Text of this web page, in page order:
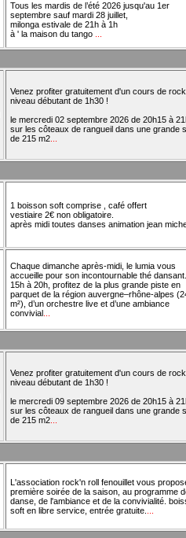
Tous les mardis de l’été 2026 jusqu'au 1er
septembre sauf mardi 28 juillet,
milonga estivale de 21h à 1h
à ' la maison du tango
Venez profiter gratuitement d'un cours de rock
niveau débutant de 1h30 !
le mercredi 02 septembre 2026 de 20h15 à
sur les côteaux de rangueil dans une grande
de 215 m2
1 boisson soft comprise , café offert
vestiaire 2€ non obligatoire.
après midi toutes danses animation jean
Chaque dimanche après-midi, le lumia vous
accueille pour son incontournable thé
15h à 20h, profitez de la plus grande piste en
parquet de la région auvergne–rhône-alpes
m²), d’un orchestre live et d’une ambiance
convivial
Venez profiter gratuitement d'un cours de rock
niveau débutant de 1h30 !
le mercredi 09 septembre 2026 de 20h15 à
sur les côteaux de rangueil dans une grande
de 215 m2
L'association rock'n roll fenouillet vous
première soirée de la saison, au programme
danse, de l'ambiance et de la convivialité.
soft en libre service, entrée gratuite.